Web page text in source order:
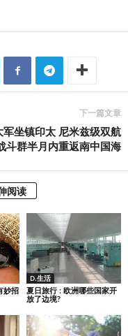
下一篇文章
军坐镇印太 尼米兹级双航
斗群半月内重返南中国海
阅读
妙招
D.生活
夏日旅行 : 欧洲哪些国家开
放了边境?